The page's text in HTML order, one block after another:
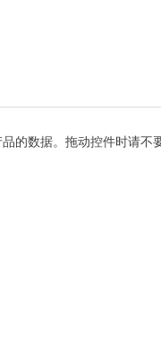
的数据。拖动控件时请